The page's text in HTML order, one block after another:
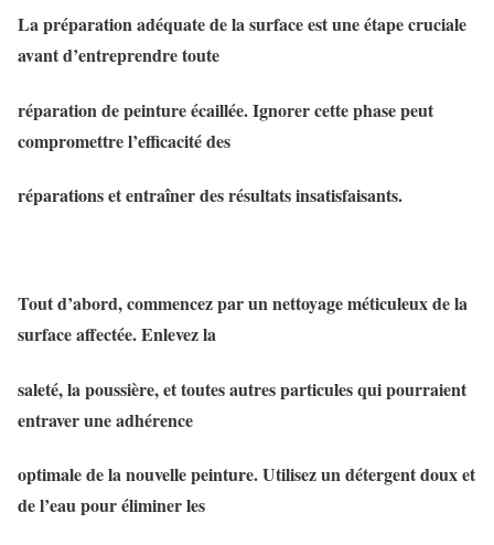
La préparation adéquate de la surface est une étape cruciale
avant d’entreprendre toute
réparation de peinture écaillée. Ignorer cette phase peut
compromettre l’efficacité des
réparations et entraîner des résultats insatisfaisants.
Tout d’abord, commencez par un nettoyage méticuleux de la
surface affectée. Enlevez la
saleté, la poussière, et toutes autres particules qui pourraient
entraver une adhérence
optimale de la nouvelle peinture. Utilisez un détergent doux et
de l’eau pour éliminer les